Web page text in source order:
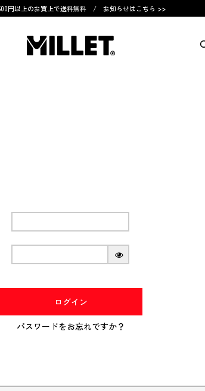
円以上のお買上で送料無料 / お知らせはこちら >>
ログイン
パスワードをお忘れですか？